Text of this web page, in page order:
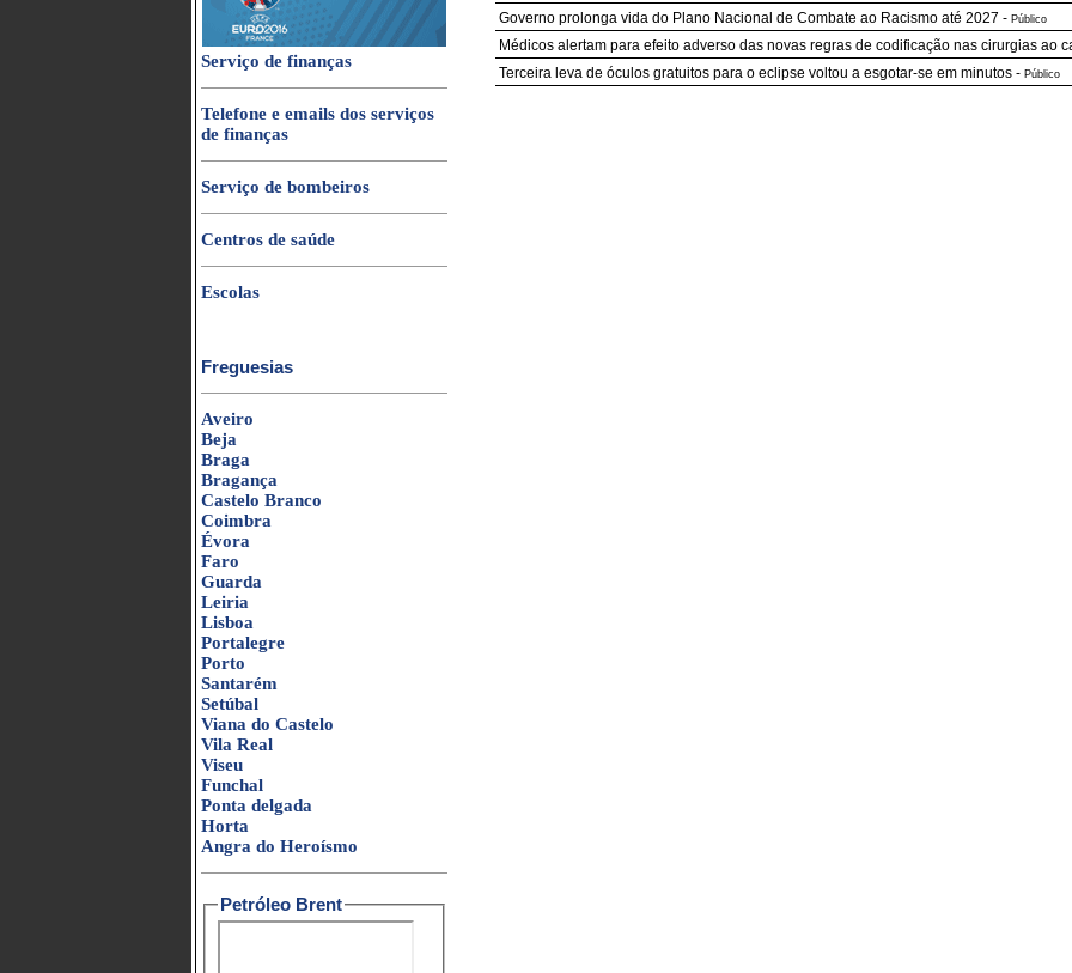
Serviço de finanças
Telefone e emails dos serviços
de finanças
Serviço de bombeiros
Centros de saúde
Escolas
Freguesias
Aveiro
Beja
Braga
Bragança
Castelo Branco
Coimbra
Évora
Faro
Guarda
Leiria
Lisboa
Portalegre
Porto
Santarém
Setúbal
Viana do Castelo
Vila Real
Viseu
Funchal
Ponta delgada
Horta
Angra do Heroísmo
Petróleo Brent
Governo prolonga vida do Plano Nacional de Combate ao Racismo até 2027 - Público
Médicos alertam para efeito adverso das novas regras de codificação nas cirurgias ao
Terceira leva de óculos gratuitos para o eclipse voltou a esgotar-se em minutos - Público